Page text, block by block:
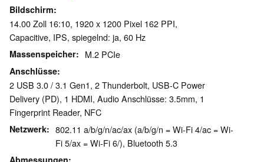
Bildschirm
14.00 Zoll 16:10, 1920 x 1200 Pixel 162 PPI,
Capacitive, IPS, spiegelnd: ja, 60 Hz
Massenspeicher M.2 PCIe
Anschlüsse
2 USB 3.0 / 3.1 Gen1, 2 Thunderbolt, USB-C Power
Delivery (PD), 1 HDMI, Audio Anschlüsse: 3.5mm, 1
Fingerprint Reader, NFC
Netzwerk
802.11 a/b/g/n/ac/ax (a/b/g/n = Wi-Fi 4/ac = Wi-
Fi 5/ax = Wi-Fi 6/), Bluetooth 5.3